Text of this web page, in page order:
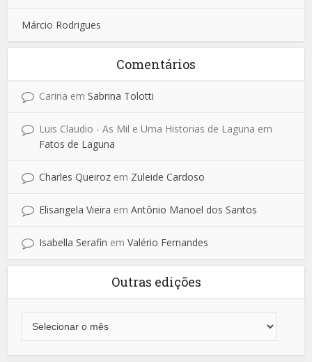
Márcio Rodrigues
Comentários
Carina emSabrina Tolotti
Luis Claudio - As Mil e Uma Historias de Laguna em
Fatos de Laguna
Charles Queiroz em Zuleide Cardoso
Elisangela Vieira emAntônio Manoel dos Santos
Isabella Serafin emValério Fernandes
Outras edições